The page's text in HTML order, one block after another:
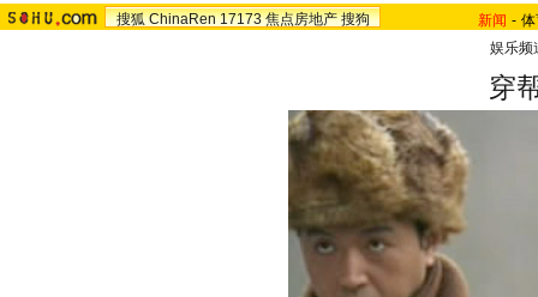
搜狐 ChinaRen 17173 焦点房地产 搜狗 新闻 -
娱乐频
穿